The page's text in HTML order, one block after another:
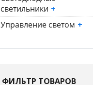
светильники +
Управление светом +
ФИЛЬТР ТОВАРОВ